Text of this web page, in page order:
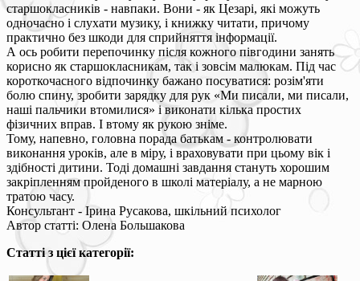
старшокласників - навпаки. Вони - як Цезарі, які можуть
одночасно і слухати музику, і книжку читати, причому
практично без шкоди для сприйняття інформації.
А ось робити перепочинку після кожного півгодини занять
корисно як старшокласникам, так і зовсім малюкам. Під час
короткочасного відпочинку бажано посуватися: розім'яти
болю спину, зробити зарядку для рук «Ми писали, ми писали,
наші пальчики втомилися» і виконати кілька простих
фізичних вправ. І втому як рукою зніме.
Тому, напевно, головна порада батькам - контролювати
виконання уроків, але в міру, і враховувати при цьому вік і
здібності дитини. Тоді домашні завдання стануть хорошим
закріпленням пройденого в школі матеріалу, а не марною
тратою часу.
Консультант - Ірина Русакова, шкільний психолог
Автор статті: Олена Большакова
Статті з цієї категорії: